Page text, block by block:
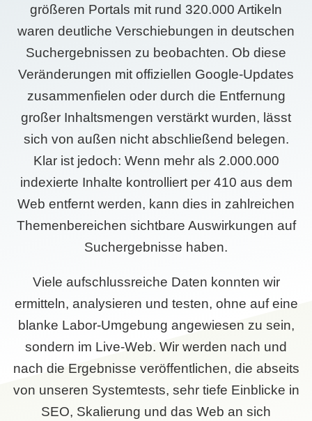
größeren Portals mit rund 320.000 Artikeln
waren deutliche Verschiebungen in deutschen
Suchergebnissen zu beobachten. Ob diese
Veränderungen mit offiziellen Google-Updates
zusammenfielen oder durch die Entfernung
großer Inhaltsmengen verstärkt wurden, lässt
sich von außen nicht abschließend belegen.
Klar ist jedoch: Wenn mehr als 2.000.000
indexierte Inhalte kontrolliert per 410 aus dem
Web entfernt werden, kann dies in zahlreichen
Themenbereichen sichtbare Auswirkungen auf
Suchergebnisse haben.
Viele aufschlussreiche Daten konnten wir
ermitteln, analysieren und testen, ohne auf eine
blanke Labor-Umgebung angewiesen zu sein,
sondern im Live-Web. Wir werden nach und
nach die Ergebnisse veröffentlichen, die abseits
von unseren Systemtests, sehr tiefe Einblicke in
SEO, Skalierung und das Web an sich